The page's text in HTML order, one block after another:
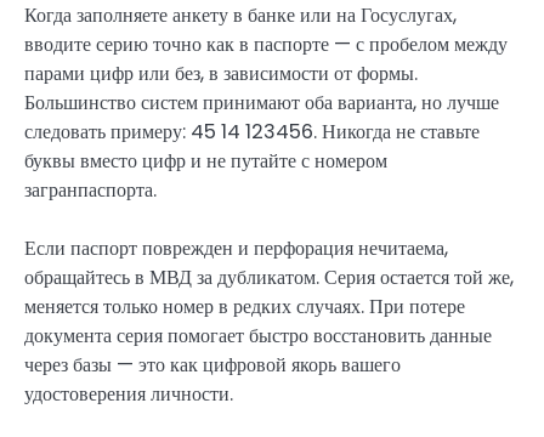
Когда заполняете анкету в банке или на Госуслугах,
вводите серию точно как в паспорте — с пробелом между
парами цифр или без, в зависимости от формы.
Большинство систем принимают оба варианта, но лучше
следовать примеру: 45 14 123456. Никогда не ставьте
буквы вместо цифр и не путайте с номером
загранпаспорта.
Если паспорт поврежден и перфорация нечитаема,
обращайтесь в МВД за дубликатом. Серия остается той же,
меняется только номер в редких случаях. При потере
документа серия помогает быстро восстановить данные
через базы — это как цифровой якорь вашего
удостоверения личности.